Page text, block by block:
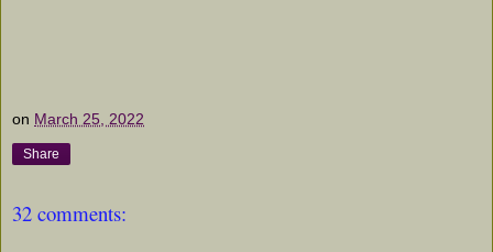
on March 25, 2022
Share
32 comments: